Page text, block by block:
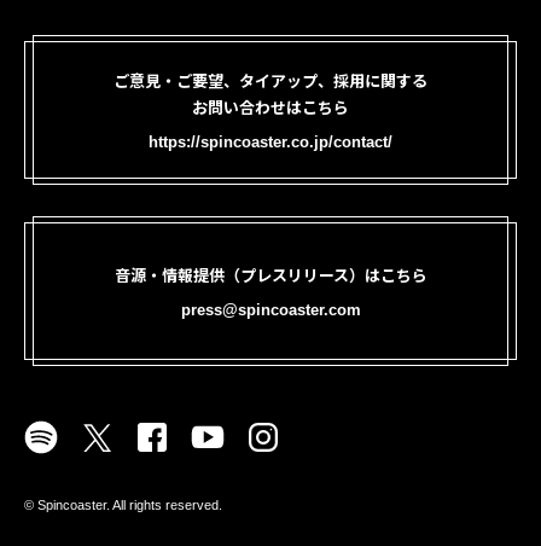
ご意見・ご要望、タイアップ、採用に関する
お問い合わせはこちら
https://spincoaster.co.jp/contact/
音源・情報提供（プレスリリース）はこちら
press@spincoaster.com
©︎ Spincoaster. All rights reserved.